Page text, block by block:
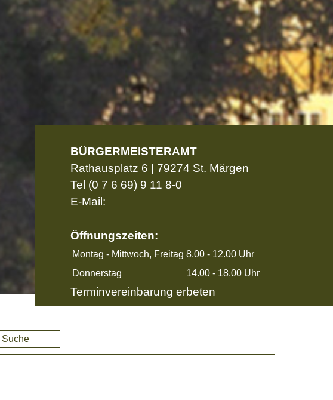
BÜRGERMEISTERAMT
Rathausplatz 6 | 79274 St. Märgen
Tel (0 7 6 69) 9 11 8-0
E-Mail:
Öffnungszeiten:
Montag - Mittwoch, Freitag 8.00 - 12.00 Uhr
Donnerstag
14.00 - 18.00 Uhr
Terminvereinbarung erbeten
Suche